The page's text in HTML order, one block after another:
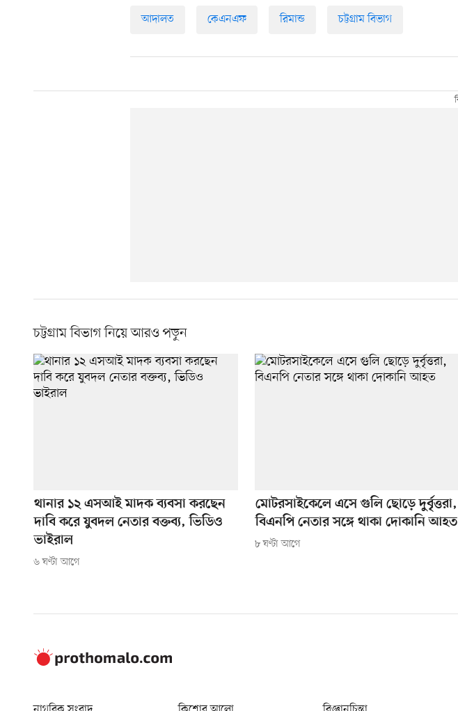
আদালত কেএনএফ রিমান্ড চট্টগ্রাম বিভাগ
চট্টগ্রাম বিভাগ নিয়ে আরও পড়ুন
থানার ১২ এসআই মাদক ব্যবসা করছেন
দাবি করে যুবদল নেতার বক্তব্য, ভিডিও
ভাইরাল
৬ ঘণ্টা আগে
মোটরসাইকেলে এসে গুলি ছোড়ে দুর্বৃত্তরা,
বিএনপি নেতার সঙ্গে থাকা দোকানি আহত
৮ ঘণ্টা আগে